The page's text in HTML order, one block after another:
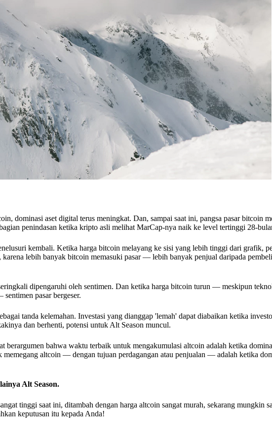
dominasi aset digital terus meningkat. Dan, sampai saat ini, pangsa pasar bitcoin
penindasan ketika kripto asli melihat MarCap-nya naik ke level tertinggi 28-
kembali. Ketika harga bitcoin melayang ke sisi yang lebih tinggi dari grafik,
karena lebih banyak bitcoin memasuki pasar — lebih banyak penjual daripada
dipengaruhi oleh sentimen. Dan ketika harga bitcoin turun — meskipun
pasar bergeser.
tanda kelemahan. Investasi yang dianggap 'lemah' dapat diabaikan ketika
dan berhenti, potensi untuk Alt Season muncul.
berargumen bahwa waktu terbaik untuk mengakumulasi altcoin adalah ketika
altcoin — dengan tujuan perdagangan atau penjualan — adalah ketika
Alt Season.
tinggi saat ini, ditambah dengan harga altcoin sangat murah, sekarang mungkin
keputusan itu kepada Anda!